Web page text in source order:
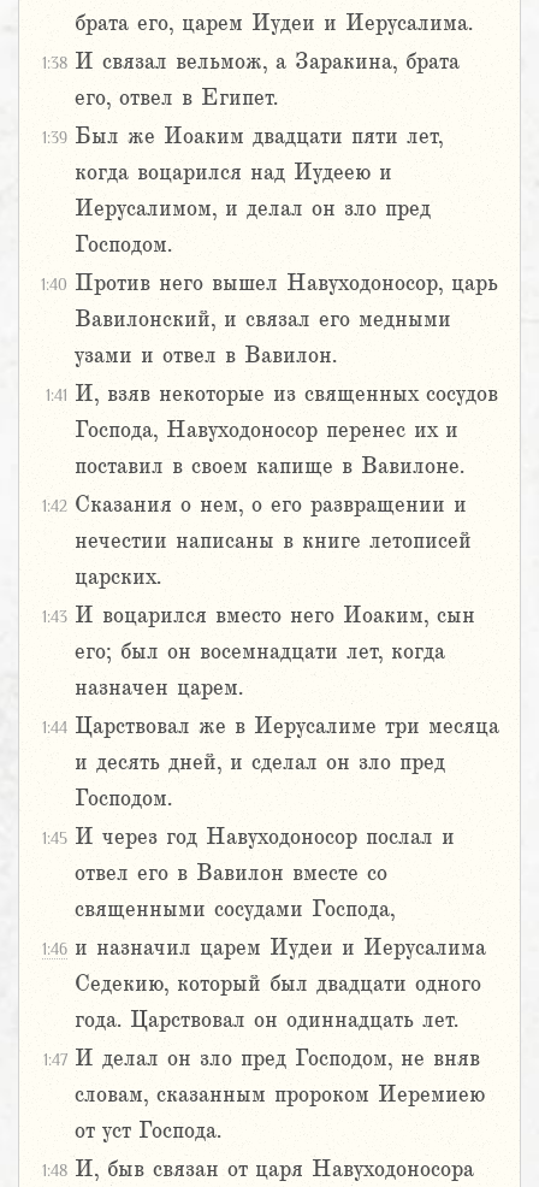
брата его, царем Иудеи и Иерусалима.
1:38 И связал вельмож, а Заракина, брата
его, отвел в Египет.
1:39 Был же Иоаким двадцати пяти лет,
когда воцарился над Иудеею и
Иерусалимом, и делал он зло пред
Господом.
1:40 Против него вышел Навуходоносор, царь
Вавилонский, и связал его медными
узами и отвел в Вавилон.
1:41 И, взяв некоторые из священных сосудов
Господа, Навуходоносор перенес их и
поставил в своем капище в Вавилоне.
1:42 Сказания о нем, о его развращении и
нечестии написаны в книге летописей
царских.
1:43 И воцарился вместо него Иоаким, сын
его; был он восемнадцати лет, когда
назначен царем.
1:44 Царствовал же в Иерусалиме три месяца
и десять дней, и сделал он зло пред
Господом.
1:45 И через год Навуходоносор послал и
отвел его в Вавилон вместе со
священными сосудами Господа,
1:46 и назначил царем Иудеи и Иерусалима
Седекию, который был двадцати одного
года. Царствовал он одиннадцать лет.
1:47 И делал он зло пред Господом, не вняв
словам, сказанным пророком Иеремиею
от уст Господа.
1:48 И, быв связан от царя Навуходоносора